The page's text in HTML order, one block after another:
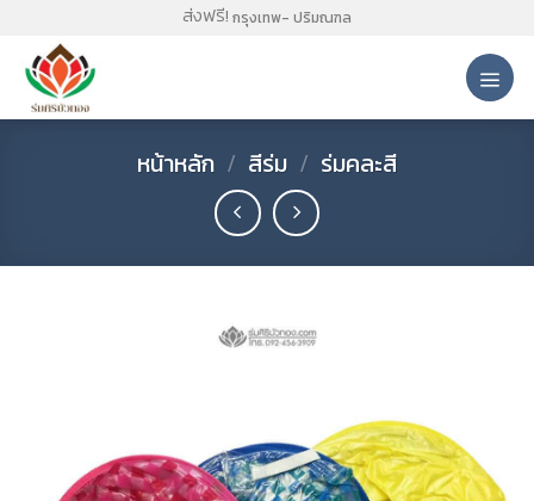
content
ส่งฟรี! กรุงเทพ- ปริมณฑล
หน้าหลัก / สีร่ม / ร่มคละสี